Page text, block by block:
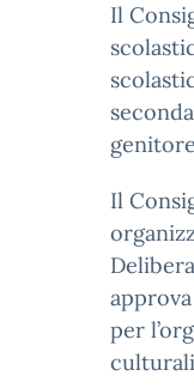
Il
Il
per